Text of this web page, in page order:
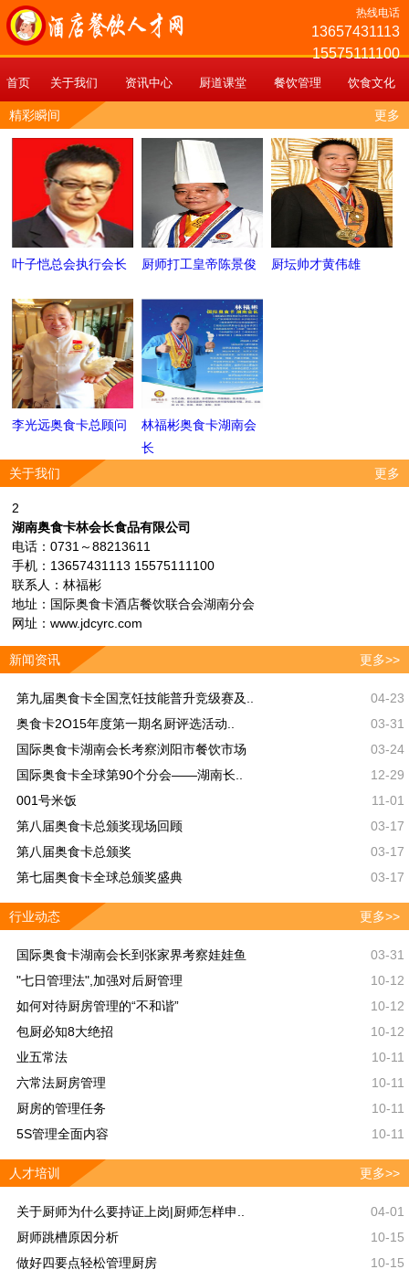
热线电话
13657431113
15575111100
首页 关于我们 资讯中心 厨道课堂 餐饮管理 饮食文化
精彩瞬间 更多
叶子恺总会执行会长 厨师打工皇帝陈景俊 厨坛帅才黄伟雄
李光远奥食卡总顾问
林福彬奥食卡湖南会
长
关于我们
更多
2
湖南奥食卡林会长食品有限公司
电话：0731～88213611
手机：13657431113 15575111100
联系人：林福彬
地址：国际奥食卡酒店餐饮联合会湖南分会
网址：www.jdcyrc.com
新闻资讯 更多>>
第九届奥食卡全国烹饪技能普升竞级赛及..
04-23
奥食卡2O15年度第一期名厨评选活动..
03-31
国际奥食卡湖南会长考察浏阳市餐饮市场
03-24
国际奥食卡全球第90个分会——湖南长..
12-29
001号米饭
11-01
第八届奥食卡总颁奖现场回顾
03-17
第八届奥食卡总颁奖
03-17
第七届奥食卡全球总颁奖盛典
03-17
行业动态 更多>>
国际奥食卡湖南会长到张家界考察娃娃鱼
03-31
"七日管理法",加强对后厨管理
10-12
如何对待厨房管理的“不和谐”
10-12
包厨必知8大绝招
10-12
业五常法
10-11
六常法厨房管理
10-11
厨房的管理任务
10-11
5S管理全面内容
10-11
人才培训 更多>>
关于厨师为什么要持证上岗|厨师怎样申..
04-01
厨师跳槽原因分析
10-15
做好四要点轻松管理厨房
10-15